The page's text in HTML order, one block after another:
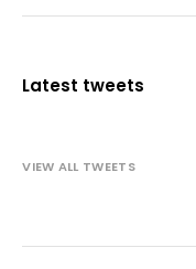
Latest tweets
VIEW ALL TWEETS